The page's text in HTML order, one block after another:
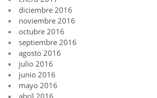
diciembre 2016
noviembre 2016
octubre 2016
septiembre 2016
agosto 2016
julio 2016
junio 2016
mayo 2016
abril 2016